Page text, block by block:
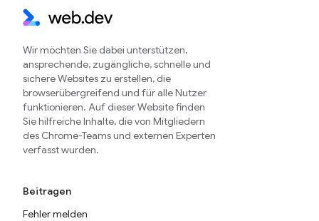
Wir möchten Sie dabei unterstützen,
ansprechende, zugängliche, schnelle und
sichere Websites zu erstellen, die
browserübergreifend und für alle Nutzer
funktionieren. Auf dieser Website finden
Sie hilfreiche Inhalte, die von Mitgliedern
des Chrome-Teams und externen Experten
verfasst wurden.
Beitragen
Fehler melden